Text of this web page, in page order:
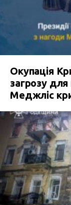
Окупація
загрозу для
Меджліс